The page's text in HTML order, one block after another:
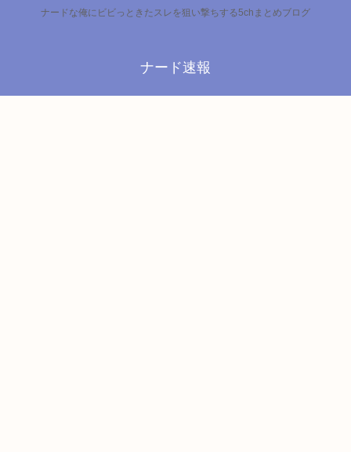
ナードな俺にビビっときたスレを狙い撃ちする5chまとめブログ
ナード速報